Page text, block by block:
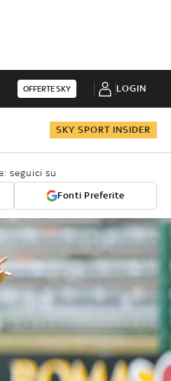
OFFERTE SKY LOGIN
SKY SPORT INSIDER
seguici su
Fonti Preferite